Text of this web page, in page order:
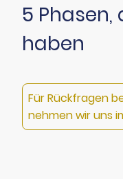
5 Phasen,
haben
Für Rückfragen
nehmen wir uns